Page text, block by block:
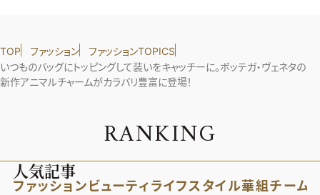
TOP ファッション
ファッションTOPICS
いつものバッグにトッピングして装いをキャッチーに。ボッテガ・ヴェネタの
新作アニマルチャームがカラバリ豊富に登場！
RANKING
人気記事
ファッション ビューティライフスタイル華組チーム